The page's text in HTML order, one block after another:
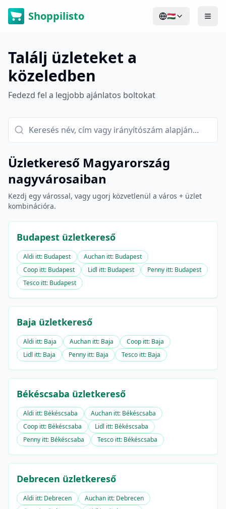
Shoppilisto 🇭🇺
Találj üzleteket a
közeledben
Fedezd fel a legjobb ajánlatos boltokat
Üzletkereső Magyarország
nagyvárosaiban
Kezdj egy várossal, vagy ugorj közvetlenül a város + üzlet
kombinációra.
Budapest üzletkereső
Aldi itt: Budapest
Auchan itt: Budapest
Coop itt: Budapest
Lidl itt: Budapest
Penny itt: Budapest
Tesco itt: Budapest
Baja üzletkereső
Aldi itt: Baja Auchan itt: Baja
Coop itt: Baja
Lidl itt: Baja
Penny itt: Baja Tesco itt: Baja
Békéscsaba üzletkereső
Aldi itt: Békéscsaba
Auchan itt: Békéscsaba
Coop itt: Békéscsaba
Lidl itt: Békéscsaba
Penny itt: Békéscsaba
Tesco itt: Békéscsaba
Debrecen üzletkereső
Aldi itt: Debrecen
Auchan itt: Debrecen